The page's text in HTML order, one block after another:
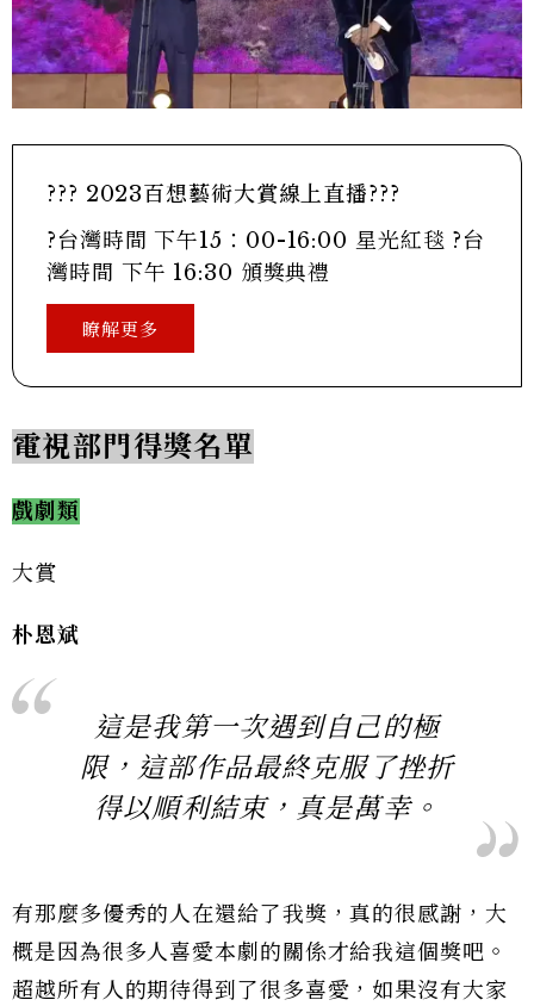
??? 2023百想藝術大賞線上直播???
?台灣時間 下午15：00-16:00 星光紅毯 ?台
灣時間 下午 16:30 頒獎典禮
瞭解更多
電視部門得獎名單
戲劇類
大賞
朴恩斌
這是我第一次遇到自己的極
限，這部作品最終克服了挫折
得以順利結束，真是萬幸。
有那麼多優秀的人在還給了我獎，真的很感謝，大
概是因為很多人喜愛本劇的關係才給我這個獎吧。
超越所有人的期待得到了很多喜愛，如果沒有大家